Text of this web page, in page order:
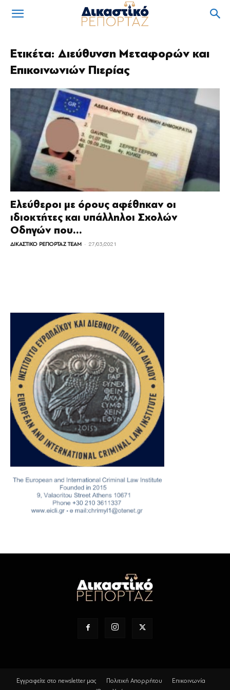
Ετικέτα: Διεύθυνση Μεταφορών και
Επικοινωνιών Πιερίας
Ελεύθεροι με όρους αφέθηκαν οι
ιδιοκτήτες και υπάλληλοι Σχολών
Οδηγών που...
ΔΙΚΑΣΤΙΚΟ ΡΕΠΟΡΤΑΖ TEAM - 27/03/2021
Εγγραφείτε στο newsletter μας Πολιτική Απορρήτου
Επικοινωνία